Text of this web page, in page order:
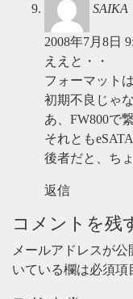
SAIKA
2008年7月8日
ええと・・
フォーマット
初期不良じゃ
あ、FW800で
それとも
後者だと、ち
返信
コメントを残
メールアドレスが公
いている欄は必須項